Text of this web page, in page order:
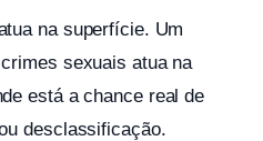
na superfície. Um
sexuais atua na
está a chance real de
desclassificação.